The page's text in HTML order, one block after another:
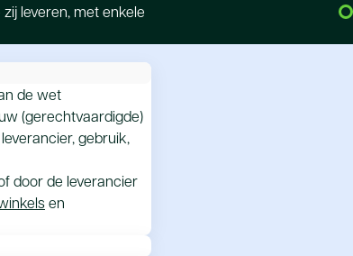
leveren, met enkele
de wet
(gerechtvaardigde)
gebruik,
door de leverancier
en